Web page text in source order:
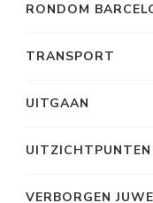
RONDOM
TRANSPORT
UITGAAN
UITZICHTPUNTEN
VERBORGEN